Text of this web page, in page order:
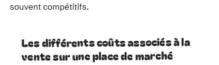
souvent compétitifs.
Les différents coûts associés à la
vente sur une place de marché